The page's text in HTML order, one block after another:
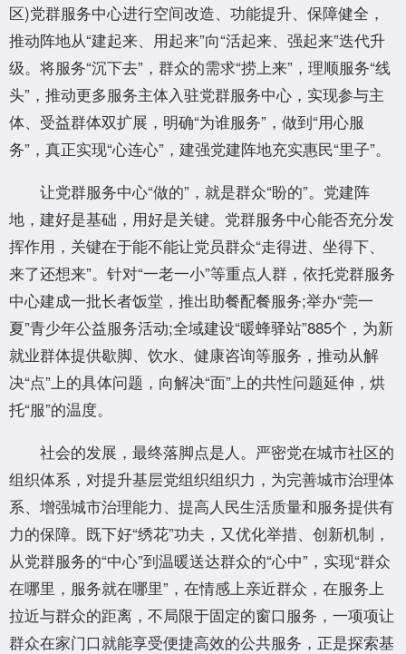
区)党群服务中心进行空间改造、功能提升、保障健全，
推动阵地从“建起来、用起来”向“活起来、强起来”迭代升
级。将服务“沉下去”，群众的需求“捞上来”，理顺服务“线
头”，推动更多服务主体入驻党群服务中心，实现参与主
体、受益群体双扩展，明确“为谁服务”，做到“用心服
务”，真正实现“心连心”，建强党建阵地充实惠民“里子”。
让党群服务中心“做的”，就是群众“盼的”。党建阵
地，建好是基础，用好是关键。党群服务中心能否充分发
挥作用，关键在于能不能让党员群众“走得进、坐得下、
来了还想来”。针对“一老一小”等重点人群，依托党群服务
中心建成一批长者饭堂，推出助餐配餐服务;举办“莞一
夏”青少年公益服务活动;全域建设“暖蜂驿站”885个，为新
就业群体提供歇脚、饮水、健康咨询等服务，推动从解
决“点”上的具体问题，向解决“面”上的共性问题延伸，烘
托“服”的温度。
社会的发展，最终落脚点是人。严密党在城市社区的
组织体系，对提升基层党组织组织力，为完善城市治理体
系、增强城市治理能力、提高人民生活质量和服务提供有
力的保障。既下好“绣花”功夫，又优化举措、创新机制，
从党群服务的“中心”到温暖送达群众的“心中”，实现“群众
在哪里，服务就在哪里”，在情感上亲近群众，在服务上
拉近与群众的距离，不局限于固定的窗口服务，一项项让
群众在家门口就能享受便捷高效的公共服务，正是探索基